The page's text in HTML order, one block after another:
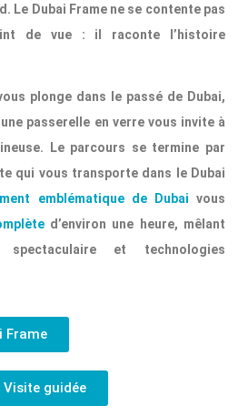
Le Dubai Frame ne se contente pas
de vue : il raconte l’histoire
plonge dans le passé de Dubai,
passerelle en verre vous invite à
Le parcours se termine par
qui vous transporte dans le Dubai
emblématique de Dubai vous
d’environ une heure, mêlant
spectaculaire et technologies
Frame
guidée